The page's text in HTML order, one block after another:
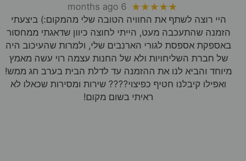
★★★★★
6 months ago
היי רוצה לשתף את החוויה הטובה שלי מהמקום:) ביצעתי
הזמנה שהתעכבה מעט, הייתי לחוצה כיוון שדאגתי ממחסור
באספקת אספסת לגורי הארנבים שלי, ולמרות שהעיכוב היה
של חברת השליחויות ולא של החנות עצמה רוי עשה מאמץ
מיוחד והביא לנו את ההזמנה עד לדלת הבית בערב חג ממש!
ואפילו קיבלנו חטיף כפיצוי???? שירות ומסירות שכאלו לא
ראיתי בשום מקום!